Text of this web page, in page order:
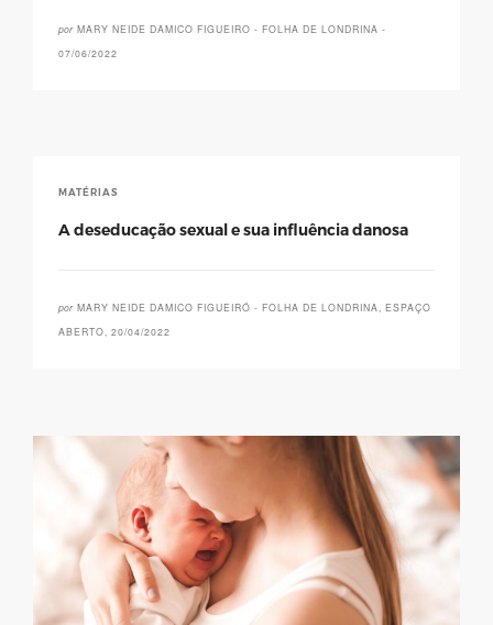
por MARY NEIDE DAMICO FIGUEIRO - FOLHA DE LONDRINA -
07/06/2022
MATÉRIAS
A deseducação sexual e sua influência danosa
por MARY NEIDE DAMICO FIGUEIRÓ - FOLHA DE LONDRINA, ESPAÇO
ABERTO, 20/04/2022